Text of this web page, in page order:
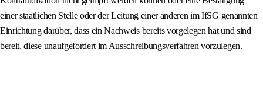
einer staatlichen Stelle oder der Leitung einer anderen im IfSG genannten
Einrichtung darüber, dass ein Nachweis bereits vorgelegen hat und sind
bereit, diese unaufgefordert im Ausschreibungsverfahren vorzulegen.